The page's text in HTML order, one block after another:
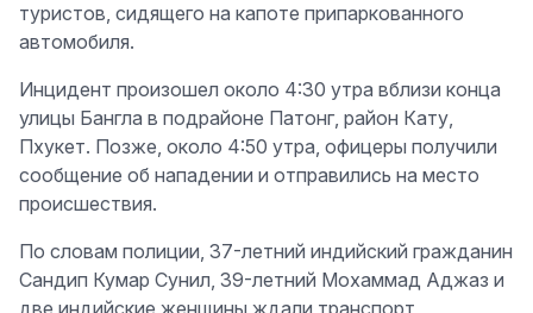
туристов, сидящего на капоте припаркованного
автомобиля.
Инцидент произошел около 4:30 утра вблизи конца
улицы Бангла в подрайоне Патонг, район Кату,
Пхукет. Позже, около 4:50 утра, офицеры получили
сообщение об нападении и отправились на место
происшествия.
По словам полиции, 37-летний индийский гражданин
Сандип Кумар Сунил, 39-летний Мохаммад Аджаз и